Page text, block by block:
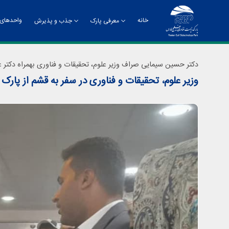
خانه معرفی پارک جذب و پذیرش
دکتر حسین سیمایی صراف وزیر علوم، تحقیقات و فناوری بهمراه
وزیر علوم، تحقیقات و فناوری در سفر به قشم از